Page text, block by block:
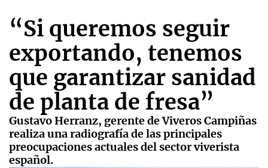
“Si queremos seguir
exportando, tenemos
que garantizar sanidad
de planta de fresa”
Gustavo Herranz, gerente de Viveros Campiñas
realiza una radiografía de las principales
preocupaciones actuales del sector viverista
español.